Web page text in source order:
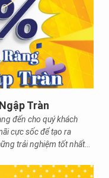
Tràn
đến cho quý khách
cực sốc để tạo ra
trải nghiệm tốt nhất